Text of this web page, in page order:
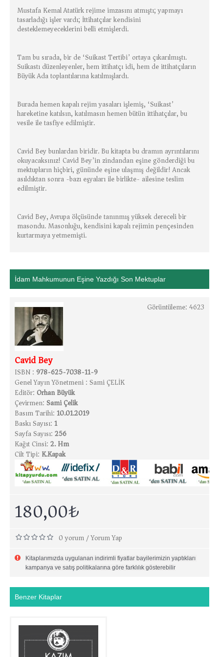
Mustafa Kemal Atatürk rejime imzasını atmıştı; yapmayı
tasarladığı işler vardı; İttihatçılar kendisini
desteklemeyeceklerini belli etmişlerdi.
Tam bu sırada, bir de ‘Suikast Tertibi’ ortaya çıkarılmıştı.
Suikastı düzenleyenler, hem ittihatçı idi, hem de ittihatçıların
Büyük Ada toplantılarına katılmışlardı.
Burada hemen kapalı rejim yasaları işlemiş, ‘Suikast’
hareketine katılsın, katılmasın hemen bütün ittihatçılar, bu
vesile ile tasfiye edilmiştir.
Cavid Bey bunlardan biridir. Bu kitapta bu dramın ayrıntılarını
okuyacaksınız! Cavid Bey’in zindandan eşine gönderdiği bu
mektupların hiçbiri, gününde eşine ulaşmış değildir! Ancak
asıldıktan sonra -bazı eşyaları ile birlikte- ailesine teslim
edilmiştir.
Cavid Bey, Avrupa ölçüsünde tanınmış yüksek dereceli bir
masondu. Masonluğu, kendisini kapalı rejimin pençesinden
kurtarmaya yetmemişti.
İdam Mahkumunun Eşine Yazdığı Son Mektuplar
Görüntüleme: 4623
Cavid Bey
ISBN : 978-625-7038-11-9
Genel Yayın Yönetmeni : Sami ÇELİK
Editör: Orhan Büyük
Çevirmen: Sami Çelik
Basım Tarihi: 10.01.2019
Baskı Sayısı: 1
Sayfa Sayısı: 256
Kağıt Cinsi: 2. Hm
Cilt Tipi: K.Kapak
180,00₺
0 yorum/Yorum Yap
Kitaplarımızda uygulanan indirimli fiyatlar bayilerimizin yaptıkları
kampanya ve satış politikalarına göre farklılık gösterebilir
Benzer Kitaplar